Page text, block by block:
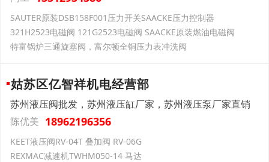
SAUTER原装DSB158F001压力开关SAACKE压力控制器
321H2523电磁阀 121G2523电磁阀 SAACKE原装燃油电磁阀
特富锅炉三通旋塞阀，富尔顿全铜压力表冲洗阀
姑苏区亿智祥机电经营部
苏州液压阀批发，苏州液压缸厂家，苏州液压泵厂家直销
陈优美 18962196356
KEET液压阀RV-04T 叠加阀 RV-06G
REXMAC减速机TWHM050-14 马达